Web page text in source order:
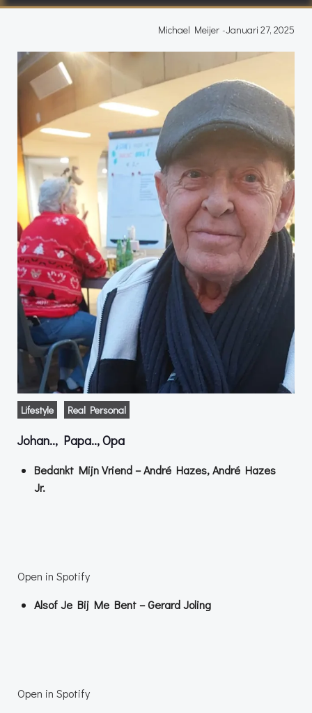
Michael Meijer -Januari 27, 2025
Lifestyle Real Personal
Johan.., Papa.., Opa
Bedankt Mijn Vriend – André Hazes, André Hazes
Jr.
Open in Spotify
Alsof Je Bij Me Bent – Gerard Joling
Open in Spotify